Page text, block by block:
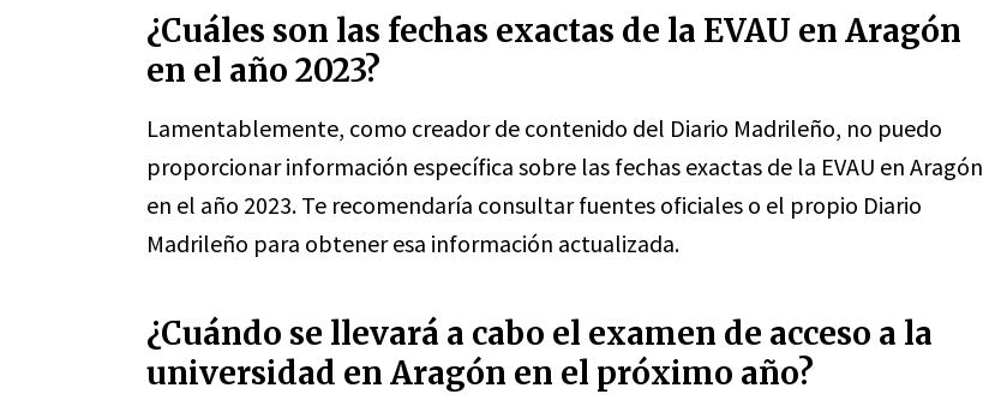
¿Cuáles son las fechas exactas de la EVAU en Aragón
en el año 2023?
Lamentablemente, como creador de contenido del Diario Madrileño, no puedo
proporcionar información específica sobre las fechas exactas de la EVAU en Aragón
en el año 2023. Te recomendaría consultar fuentes oficiales o el propio Diario
Madrileño para obtener esa información actualizada.
¿Cuándo se llevará a cabo el examen de acceso a la
universidad en Aragón en el próximo año?